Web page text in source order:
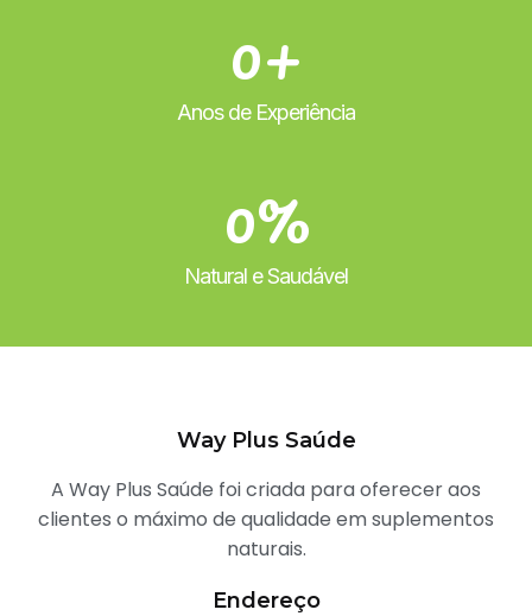
0+
Anos de Experiência
0%
Natural e Saudável
Way Plus Saúde
A Way Plus Saúde foi criada para oferecer aos
clientes o máximo de qualidade em suplementos
naturais.
Endereço